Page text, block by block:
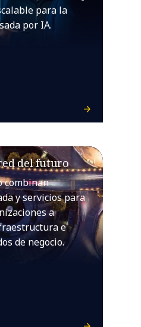
para la
por IA.
del futuro
combinan
y servicios para
a
e
de negocio.